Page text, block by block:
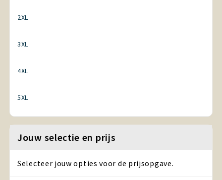
2XL
3XL
4XL
5XL
Jouw selectie en prijs
Selecteer jouw opties voor de prijsopgave.